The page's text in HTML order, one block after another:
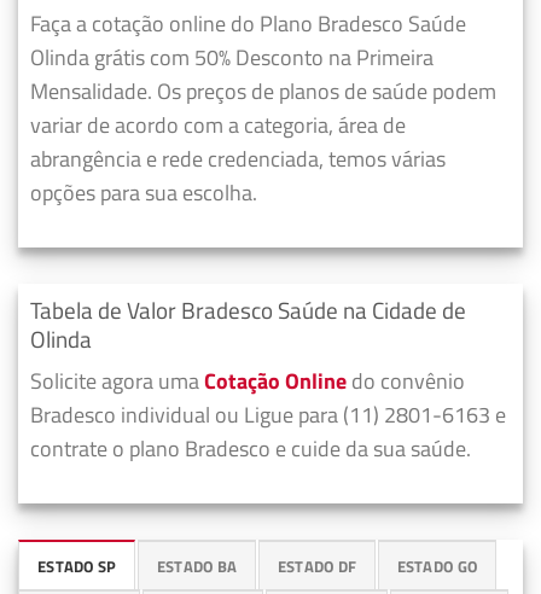
Faça a cotação online do Plano Bradesco Saúde
Olinda grátis com 50% Desconto na Primeira
Mensalidade. Os preços de planos de saúde podem
variar de acordo com a categoria, área de
abrangência e rede credenciada, temos várias
opções para sua escolha.
Tabela de Valor Bradesco Saúde na Cidade de
Olinda
Solicite agora umaCotação Onlinedo convênio
Bradesco individual ou Ligue para (11) 2801-6163 e
contrate o plano Bradesco e cuide da sua saúde.
ESTADO SP ESTADO BA ESTADO DF ESTADO GO